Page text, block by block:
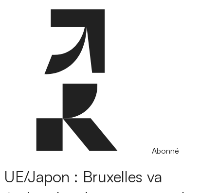
Abonné
UE/Japon : Bruxelles va